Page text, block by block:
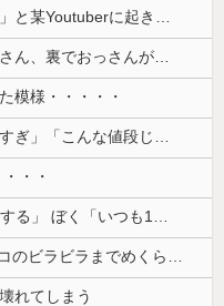
模様・・・・・
・・
れてしまう